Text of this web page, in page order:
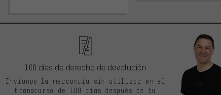
100 días de derecho de devolución
Envíanos la mercancía sin utilizar en el
transcurso de 100 días después de tu